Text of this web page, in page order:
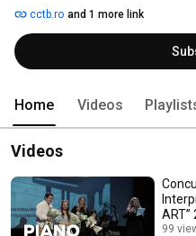
cctb.ro and 1 more link
Home Videos
Videos
ART”
99